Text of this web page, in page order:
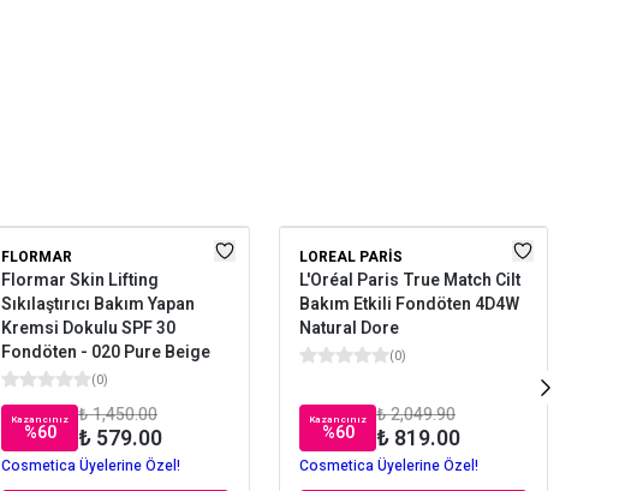
FLORMAR
Flormar Skin Lifting
Sıkılaştırıcı Bakım Yapan
Kremsi Dokulu SPF 30
Fondöten - 020 Pure Beige
(0)
Kazancınız
%60
₺ 1,450.00
₺ 579.00
Cosmetica Üyelerine Özel!
LOREAL PARIS
L'Oréal Paris True Match Cilt
Bakım Etkili Fondöten 4D4W
Natural Dore
(0)
Kazancınız
%60
₺ 2,049.90
₺ 819.00
Cosmetica Üyelerine Özel!